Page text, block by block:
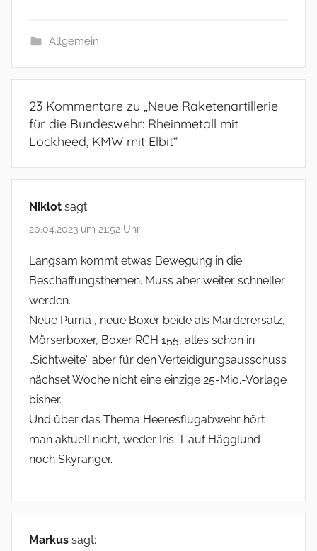
Allgemein
23 Kommentare zu „Neue Raketenartillerie
für die Bundeswehr: Rheinmetall mit
Lockheed, KMW mit Elbit“
Niklot sagt:
20.04.2023 um 21:52 Uhr
Langsam kommt etwas Bewegung in die
Beschaffungsthemen. Muss aber weiter schneller
werden.
Neue Puma , neue Boxer beide als Marderersatz,
Mörserboxer, Boxer RCH 155, alles schon in
„Sichtweite“ aber für den Verteidigungsausschuss
nächset Woche nicht eine einzige 25-Mio.-Vorlage
bisher.
Und über das Thema Heeresflugabwehr hört
man aktuell nicht, weder Iris-T auf Hägglund
noch Skyranger.
Markus sagt: